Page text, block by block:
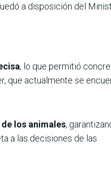
a disposición del
, lo que permitió
que actualmente se
los animales,
a las decisiones de las